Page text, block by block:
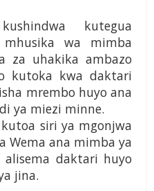
kutegua
wa mimba
za uhakika ambazo
kutoka kwa daktari
mrembo huyo ana
ya miezi minne.
siri ya mgonjwa
Wema ana mimba ya
alisema daktari huyo
jina.